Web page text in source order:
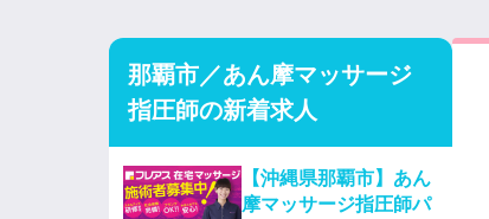
那覇市／あん摩マッサージ
指圧師の新着求人
【沖縄県那覇市】あん
摩マッサージ指圧師パ